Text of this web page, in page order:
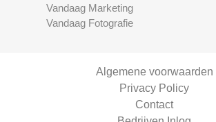
Vandaag Marketing
Vandaag Fotografie
Algemene voorwaarden
Privacy Policy
Contact